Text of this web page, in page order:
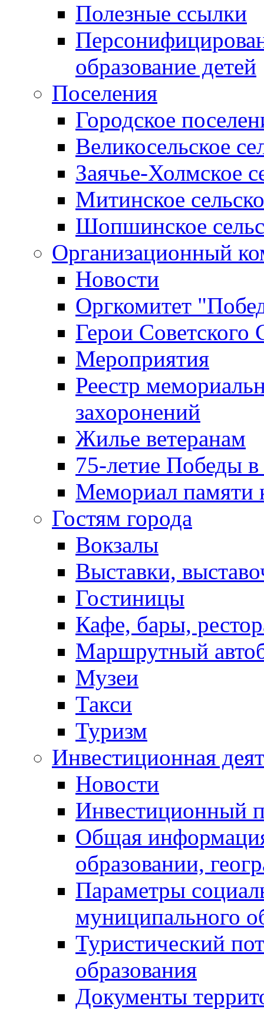
Полезные ссылки
образование детей
Поселения
Городское
Великосельское
Заячье-Холмское
Митинское
Шопшинское
Организационный
Новости
Оргкомитет
Герои Советского
Мероприятия
Реестр
захоронений
Жилье ветеранам
75-летие Победы
Мемориал памяти
Гостям города
Вокзалы
Выставки,
Гостиницы
Кафе, бары,
Маршрутный
Музеи
Такси
Туризм
Инвестиционная
Новости
Инвестиционный
Общая
образовании,
Параметры
муниципального
Туристический
образования
Документы